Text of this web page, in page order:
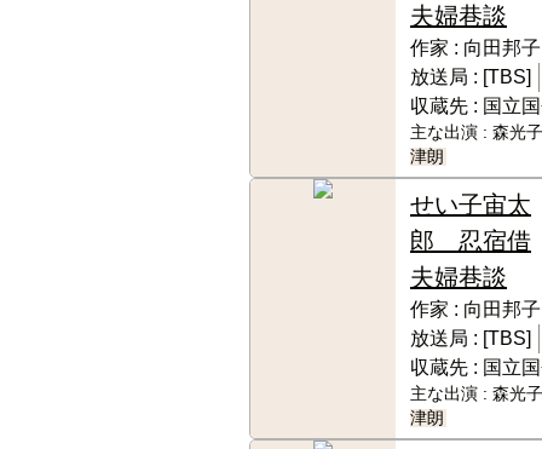
夫婦巷談
作家 : 向田邦子
放送局 : [TBS]
収蔵先 : 国立
主な出演 : 森光
津朗
せい子宙太
郎 忍宿借
夫婦巷談
作家 : 向田邦子
放送局 : [TBS]
収蔵先 : 国立
主な出演 : 森光
津朗